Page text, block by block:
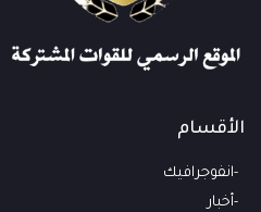
الأقسام
انفوجرافيك
أخبار